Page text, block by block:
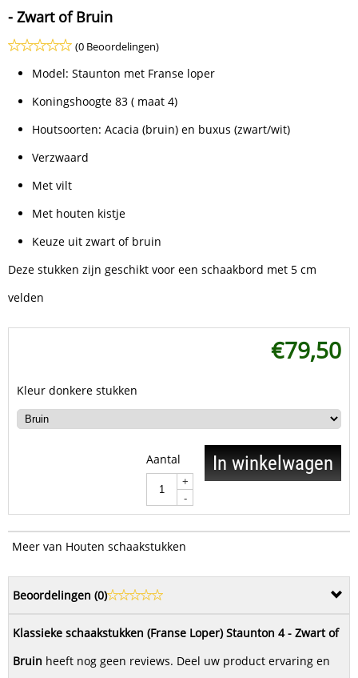
- Zwart of Bruin
(0 Beoordelingen)
Model: Staunton met Franse loper
Koningshoogte 83 ( maat 4)
Houtsoorten: Acacia (bruin) en buxus (zwart/wit)
Verzwaard
Met vilt
Met houten kistje
Keuze uit zwart of bruin
Deze stukken zijn geschikt voor een schaakbord met 5 cm
velden
€79,50
Kleur donkere stukken
Aantal
+
-
In winkelwagen
Meer van Houten schaakstukken
Beoordelingen (0)
Klassieke schaakstukken (Franse Loper) Staunton 4 - Zwart of
Bruin heeft nog geen reviews. Deel uw product ervaring en